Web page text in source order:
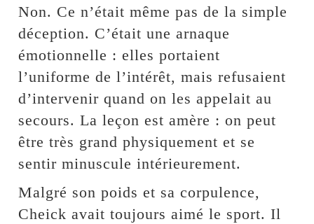
Non. Ce n’était même pas de la simple
déception. C’était une arnaque
émotionnelle : elles portaient
l’uniforme de l’intérêt, mais refusaient
d’intervenir quand on les appelait au
secours. La leçon est amère : on peut
être très grand physiquement et se
sentir minuscule intérieurement.
Malgré son poids et sa corpulence,
Cheick avait toujours aimé le sport. Il